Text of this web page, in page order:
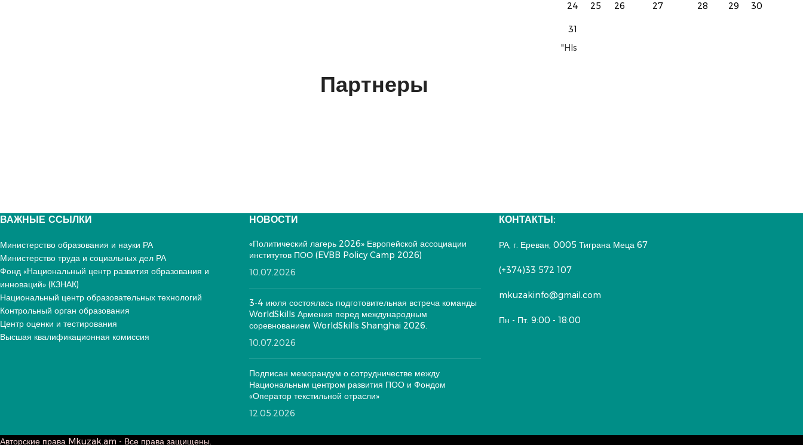
24 25 26 27 28 29 30
31
"Hls
Партнеры
ВАЖНЫЕ ССЫЛКИ
Министерство образования и науки РА
Министерство труда и социальных дел РА
Фонд «Национальный центр развития образования и
инноваций» (КЗНАК)
Национальный центр образовательных технологий
Контрольный орган образования
Центр оценки и тестирования
Высшая квалификационная комиссия
НОВОСТИ
«Политический лагерь 2026» Европейской ассоциации
институтов ПОО (EVBB Policy Camp 2026)
10.07.2026
3-4 июля состоялась подготовительная встреча команды
WorldSkills Армения перед международным
соревнованием WorldSkills Shanghai 2026.
10.07.2026
Подписан меморандум о сотрудничестве между
Национальным центром развития ПОО и Фондом
«Оператор текстильной отрасли»
12.05.2026
КОНТАКТЫ:
РА, г. Ереван, 0005 Тиграна Меца 67
(+374)33 572 107
mkuzakinfo@gmail.com
Пн - Пт. 9:00 - 18:00
Авторские права Mkuzak.am - Все права защищены.